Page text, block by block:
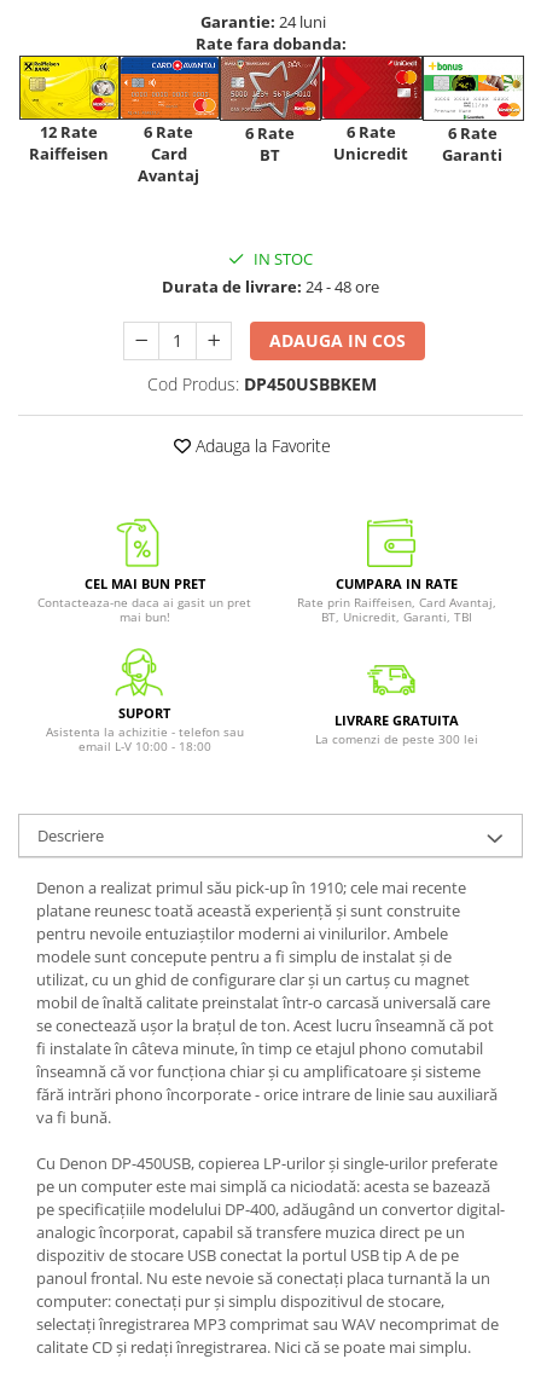
Garantie: 24 luni
Rate fara dobanda:
12 Rate
Raiffeisen
6 Rate
Card
Avantaj
6 Rate
BT
6 Rate
Unicredit
6 Rate
Garanti
IN STOC
Durata de livrare: 24 - 48 ore
ADAUGA IN COS
Cod Produs: DP450USBBKEM
Adauga la Favorite
CEL MAI BUN PRET
Contacteaza-ne daca ai gasit un pret
mai bun!
CUMPARA IN RATE
Rate prin Raiffeisen, Card Avantaj,
BT, Unicredit, Garanti, TBI
SUPORT
Asistenta la achizitie - telefon sau
email L-V 10:00 - 18:00
LIVRARE GRATUITA
La comenzi de peste 300 lei
Descriere
Denon a realizat primul său pick-up în 1910; cele mai recente
platane reunesc toată această experiență și sunt construite
pentru nevoile entuziaștilor moderni ai vinilurilor. Ambele
modele sunt concepute pentru a fi simplu de instalat și de
utilizat, cu un ghid de configurare clar și un cartuș cu magnet
mobil de înaltă calitate preinstalat într-o carcasă universală care
se conectează ușor la brațul de ton. Acest lucru înseamnă că pot
fi instalate în câteva minute, în timp ce etajul phono comutabil
înseamnă că vor funcționa chiar și cu amplificatoare și sisteme
fără intrări phono încorporate - orice intrare de linie sau auxiliară
va fi bună.
Cu Denon DP-450USB, copierea LP-urilor și single-urilor preferate
pe un computer este mai simplă ca niciodată: acesta se bazează
pe specificațiile modelului DP-400, adăugând un convertor digital-
analogic încorporat, capabil să transfere muzica direct pe un
dispozitiv de stocare USB conectat la portul USB tip A de pe
panoul frontal. Nu este nevoie să conectați placa turnantă la un
computer: conectați pur și simplu dispozitivul de stocare,
selectați înregistrarea MP3 comprimat sau WAV necomprimat de
calitate CD și redați înregistrarea. Nici că se poate mai simplu.